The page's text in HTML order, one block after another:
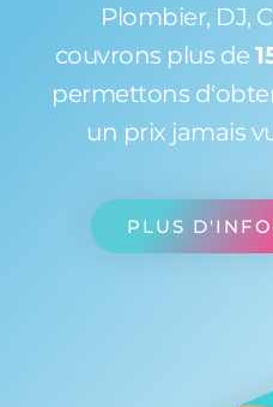
Plombier, DJ,
couvrons plus de
permettons
un prix jamais
PLUS